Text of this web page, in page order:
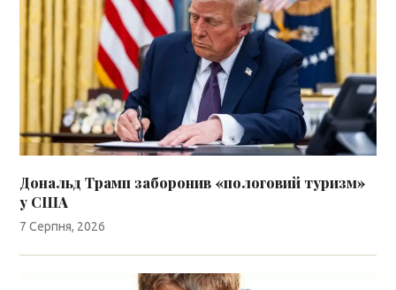
Дональд Трамп заборонив «пологовий туризм»
у США
7 Серпня, 2026